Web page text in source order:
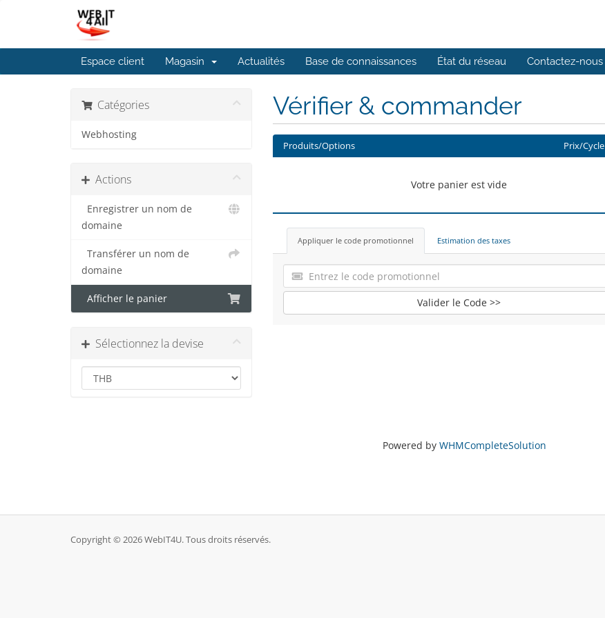
Espace client Magasin Actualités Base de connaissances État du réseau Contactez-nous
Catégories
Webhosting
Actions
Enregistrer un nom de
domaine
Transférer un nom de
domaine
Afficher le panier
Sélectionnez la devise
Vérifier & commander
Produits/Options Prix/Cycle
Votre panier est vide
Appliquer le code promotionnel Estimation des taxes
Valider le Code >>
Powered by WHMCompleteSolution
Copyright © 2026 WebIT4U. Tous droits réservés.